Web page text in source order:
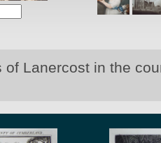
of Lanercost in the